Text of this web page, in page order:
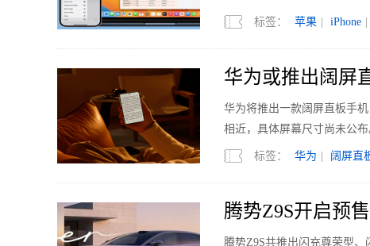
标签： 苹果 iPhone
华为或推出阔屏
华为将推出一款阔屏直板手
相近，具体屏幕尺寸尚未公布
标签： 华为 阔屏直
腾势Z9S开启预
腾势Z9S共推出闪充尊荣型、